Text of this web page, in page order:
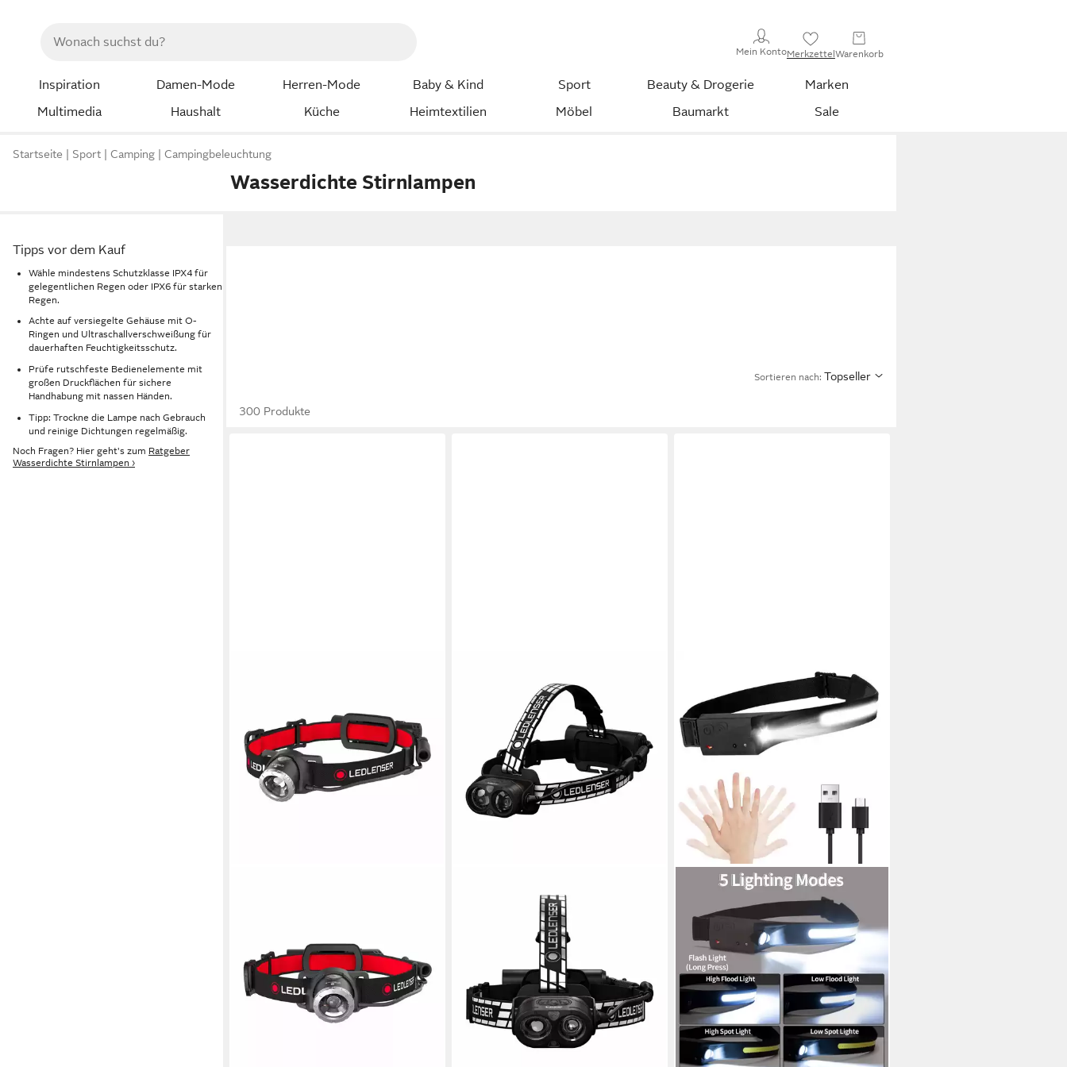
Mein KontoMerkzettelWarenkorb
Inspiration Damen-Mode Herren-Mode Baby & Kind Sport Beauty & Drogerie
Marken
Multimedia
Haushalt Küche Heimtextilien Möbel Baumarkt Sale
Startseite Sport Camping Campingbeleuchtung
Wasserdichte Stirnlampen
Tipps vor dem Kauf
Wähle mindestens Schutzklasse IPX4 für
gelegentlichen Regen oder IPX6 für starken
Regen.
Achte auf versiegelte Gehäuse mit O-
Ringen und Ultraschallverschweißung für
dauerhaften Feuchtigkeitsschutz.
Prüfe rutschfeste Bedienelemente mit
großen Druckflächen für sichere
Handhabung mit nassen Händen.
Tipp: Trockne die Lampe nach Gebrauch
und reinige Dichtungen regelmäßig.
Noch Fragen? Hier geht's zum Ratgeber
Wasserdichte Stirnlampen ›
Sortieren nach: Topseller
300 Produkte